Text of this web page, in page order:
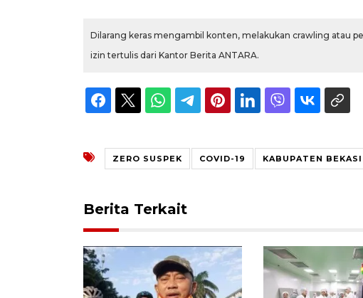
Dilarang keras mengambil konten, melakukan crawling atau
izin tertulis dari Kantor Berita ANTARA.
ZERO SUSPEK COVID-19 KABUPATEN BEKASI
Berita Terkait